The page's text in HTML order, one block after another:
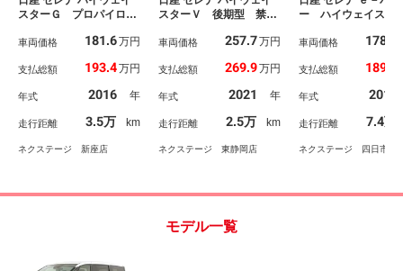
スターＧ プロパイロッ
車 純正９型ナビ 後席
ラ プロパイロット リ
ント＆バックソナー ハ
ンズフリー両側電動スラ
イドドア ＬＥＤヘッド
ランプ 純正１６インチ
アルミ スマートキー
車両価格 181.6万円
支払総額 193.4万円
年式 2016 年
走行距離 3.5万 km
ネクステージ 新座店
スターＶ 後期型 禁煙
突軽減 純正１０型ナ
電動スライド ブライン
ジタルインナーミラー
電動パーキングブレー
キ ＥＴＣ リアオート
エアコン
車両価格 257.7万円
支払総額 269.9万円
年式 2021 年
走行距離 2.5万 km
ネクステージ 東静岡店
ー ハイウェイスタ
８型ナビ 後席モニ
被害軽減システム
ドラレコ コーナー
サー スマートキ
ＥＤヘッド ビルト
ＥＴＣ 純正１５イ
アルミ
車両価格 178.4
支払総額 189.9
年式 2018
走行距離 7.4万
ネクステージ 四日市店
モデル一覧